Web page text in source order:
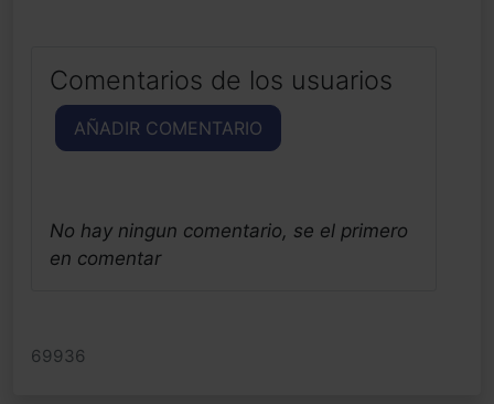
Comentarios de los usuarios
AÑADIR COMENTARIO
No hay ningun comentario, se el primero
en comentar
69936